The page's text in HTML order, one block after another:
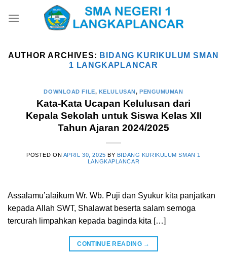
AUTHOR ARCHIVES: BIDANG KURIKULUM SMAN
1 LANGKAPLANCAR
DOWNLOAD FILE, KELULUSAN, PENGUMUMAN
Kata-Kata Ucapan Kelulusan dari
Kepala Sekolah untuk Siswa Kelas XII
Tahun Ajaran 2024/2025
POSTED ON APRIL 30, 2025 BY BIDANG KURIKULUM SMAN 1
LANGKAPLANCAR
Assalamu’alaikum Wr. Wb. Puji dan Syukur kita panjatkan
kepada Allah SWT, Shalawat beserta salam semoga
tercurah limpahkan kepada baginda kita […]
CONTINUE READING →